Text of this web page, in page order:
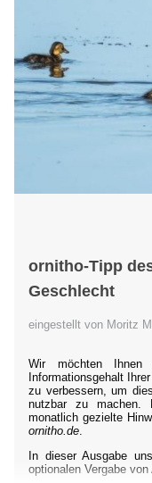
ornitho-Tipp
Geschlecht
eingestellt von Moritz
Wir möchten
Informationsgehalt
zu verbessern, um
nutzbar zu machen.
monatlich gezielte
ornitho.de.
In dieser Ausgabe
optionalen Vergabe von